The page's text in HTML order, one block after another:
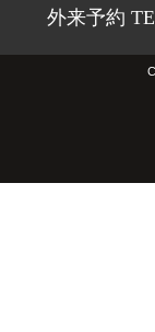
外来予約